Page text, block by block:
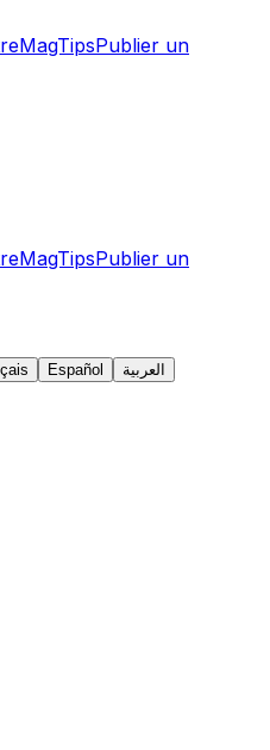
MagTipsPublier un
MagTipsPublier un
Español
العربية